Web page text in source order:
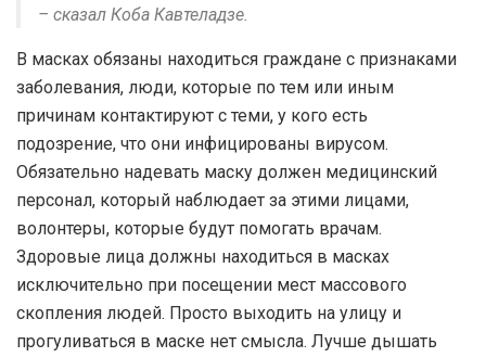
– сказал Коба Кавтеладзе.
В масках обязаны находиться граждане с признаками
заболевания, люди, которые по тем или иным
причинам контактируют с теми, у кого есть
подозрение, что они инфицированы вирусом.
Обязательно надевать маску должен медицинский
персонал, который наблюдает за этими лицами,
волонтеры, которые будут помогать врачам.
Здоровые лица должны находиться в масках
исключительно при посещении мест массового
скопления людей. Просто выходить на улицу и
прогуливаться в маске нет смысла. Лучше дышать